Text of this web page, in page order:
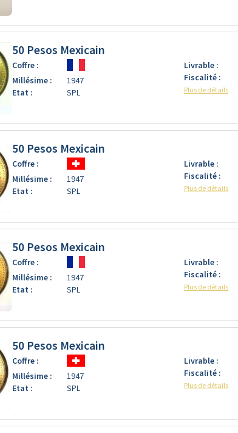
50 Pesos Mexicain
Coffre :
Millésime :
1947
Etat :
SPL
Livrable :
Fiscalité :
Plus de détails
50 Pesos Mexicain
Coffre :
Millésime :
1947
Etat :
SPL
Livrable :
Fiscalité :
Plus de détails
50 Pesos Mexicain
Coffre :
Millésime :
1947
Etat :
SPL
Livrable :
Fiscalité :
Plus de détails
50 Pesos Mexicain
Coffre :
Millésime :
1947
Etat :
SPL
Livrable :
Fiscalité :
Plus de détails